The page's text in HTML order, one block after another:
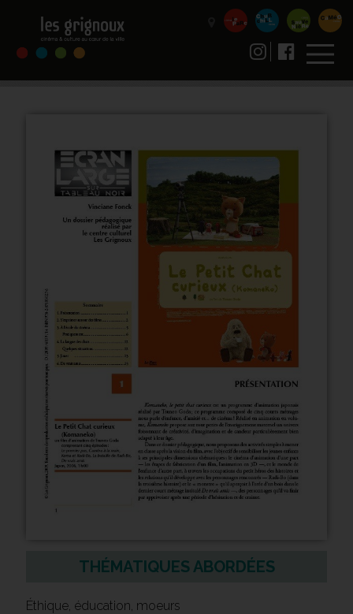
THÉMATIQUES ABORDÉES
Éthique, éducation, moeurs